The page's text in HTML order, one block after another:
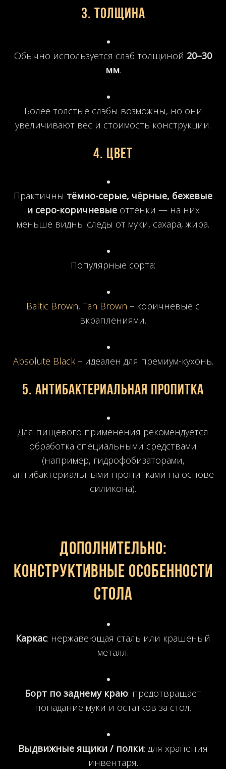
3. Толщина
Обычно используется слэб толщиной 20–30
мм.
Более толстые слэбы возможны, но они
увеличивают вес и стоимость конструкции.
4. Цвет
Практичны тёмно-серые, чёрные, бежевые
и серо-коричневыеоттенки — на них
меньше видны следы от муки, сахара, жира.
Популярные сорта:
Baltic Brown, Tan Brown – коричневые с
вкраплениями.
Absolute Black– идеален для премиум-кухонь.
5. Антибактериальная пропитка
Для пищевого применения рекомендуется
обработка специальными средствами
(например, гидрофобизаторами,
антибактериальными пропитками на основе
силикона).
Дополнительно:
конструктивные особенности
стола
Каркас: нержавеющая сталь или крашеный
металл.
Борт по заднему краю: предотвращает
попадание муки и остатков за стол.
Выдвижные ящики / полки: для хранения
инвентаря.